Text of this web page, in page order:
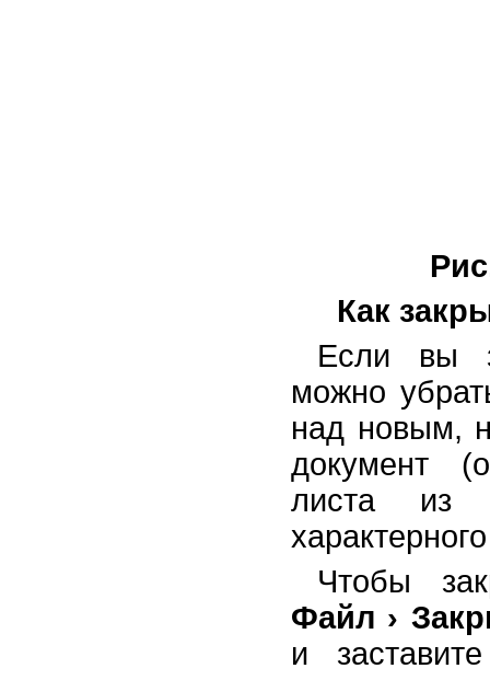
Как
Если вы
можно
над новым,
документ
листа из
Чтобы
Файл ›
и